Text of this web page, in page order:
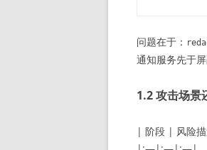
问题在于：
通知服务先于
1.2 攻击场景
| 阶段 | 风险